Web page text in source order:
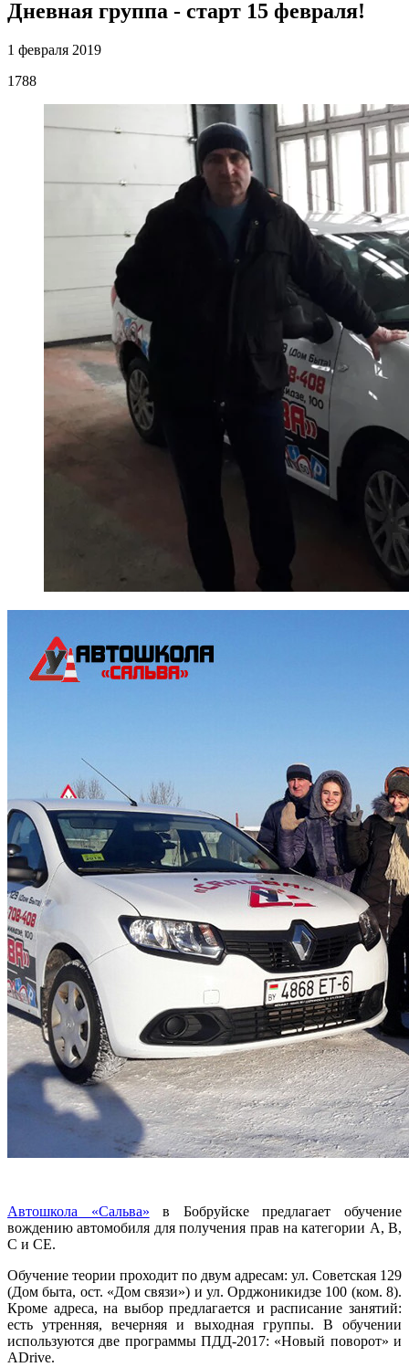
Дневная группа - старт 15 февраля!
1 февраля 2019
1788
Автошкола «Сальва» в Бобруйске предлагает обучение
вождению автомобиля для получения прав на категории A, B,
C и СE.
Обучение теории проходит по двум адресам: ул. Советская 129
(Дом быта, ост. «Дом связи») и ул. Орджоникидзе 100 (ком. 8).
Кроме адреса, на выбор предлагается и расписание занятий:
есть утренняя, вечерняя и выходная группы. В обучении
используются две программы ПДД-2017: «Новый поворот» и
ADrive.